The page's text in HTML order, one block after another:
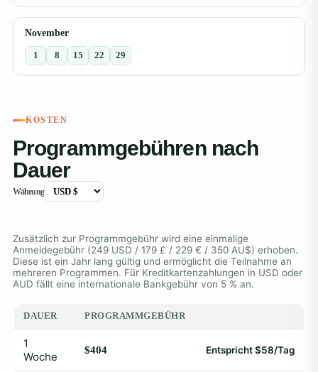
November
1 8 15 22 29
KOSTEN
Programmgebühren nach
Dauer
Währung
Zusätzlich zur Programmgebühr wird eine einmalige
Anmeldegebühr (249 USD / 179 £ / 229 € / 350 AU$) erhoben.
Diese ist ein Jahr lang gültig und ermöglicht die Teilnahme an
mehreren Programmen. Für Kreditkartenzahlungen in USD oder
AUD fällt eine internationale Bankgebühr von 5 % an.
DAUER PROGRAMMGEBÜHR
1
Woche
$404 Entspricht $58/Tag